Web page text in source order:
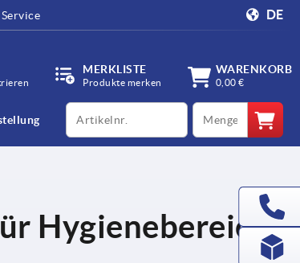
DE
MERKLISTE
Produkte merken
WARENKORB
0,00 €
productCode qty
Hygienebereich